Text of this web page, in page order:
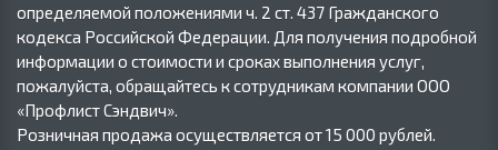
определяемой положениями ч. 2 ст. 437 Гражданского
кодекса Российской Федерации. Для получения подробной
информации о стоимости и сроках выполнения услуг,
пожалуйста, обращайтесь к сотрудникам компании ООО
«Профлист Сэндвич».
Розничная продажа осуществляется от 15 000 рублей.